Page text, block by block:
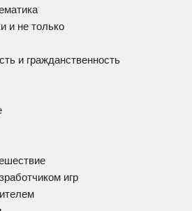
и не только
и гражданственность
игр